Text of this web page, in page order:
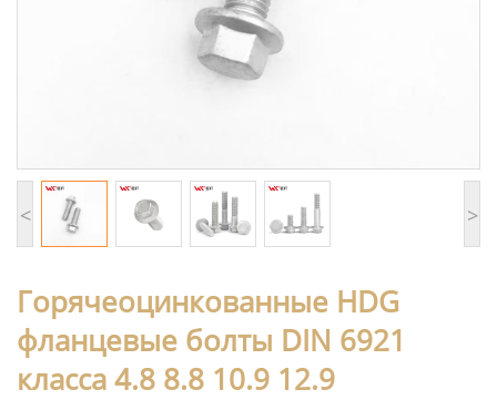
< >
Горячеоцинкованные HDG
фланцевые болты DIN 6921
класса 4.8 8.8 10.9 12.9